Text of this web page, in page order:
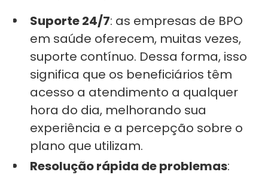
Suporte 24/7: as empresas de BPO
em saúde oferecem, muitas vezes,
suporte contínuo. Dessa forma, isso
significa que os beneficiários têm
acesso a atendimento a qualquer
hora do dia, melhorando sua
experiência e a percepção sobre o
plano que utilizam.
Resolução rápida de problemas: